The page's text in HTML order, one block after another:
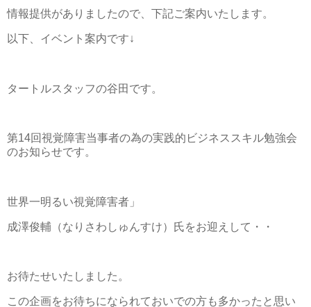
情報提供がありましたので、下記ご案内いたします。
以下、イベント案内です↓
タートルスタッフの谷田です。
第14回視覚障害当事者の為の実践的ビジネススキル勉強会
のお知らせです。
世界一明るい視覚障害者」
成澤俊輔（なりさわしゅんすけ）氏をお迎えして・・
お待たせいたしました。
この企画をお待ちになられておいでの方も多かったと思い